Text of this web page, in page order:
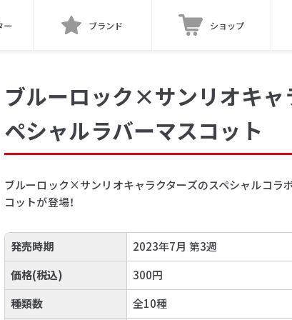
ー ブランド ショップ
ブルーロック×サンリオキャ
ペシャルラバーマスコット
ブルーロック×サンリオキャラクターズのスペシャルコラ
コットが登場！
発売時期
2023年7月 第3週
価格(税込)
300円
種類数
全10種